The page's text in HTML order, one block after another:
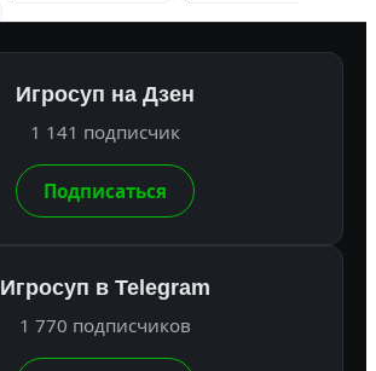
Игросуп на Дзен
1 141 подписчик
Подписаться
Игросуп в Telegram
1 770 подписчиков